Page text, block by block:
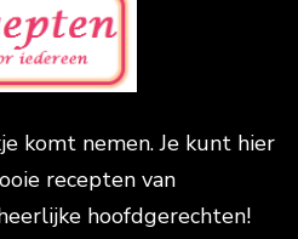
komt nemen. Je kunt hier
recepten van
hoofdgerechten!